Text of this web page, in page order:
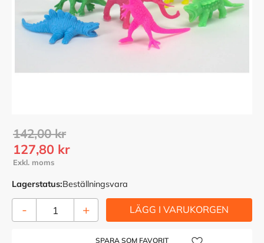
Nedsatt pris:
127,80 kr
Ordinarie pris:
142,00kr
Lagerstatus Beställningsvara
+
-